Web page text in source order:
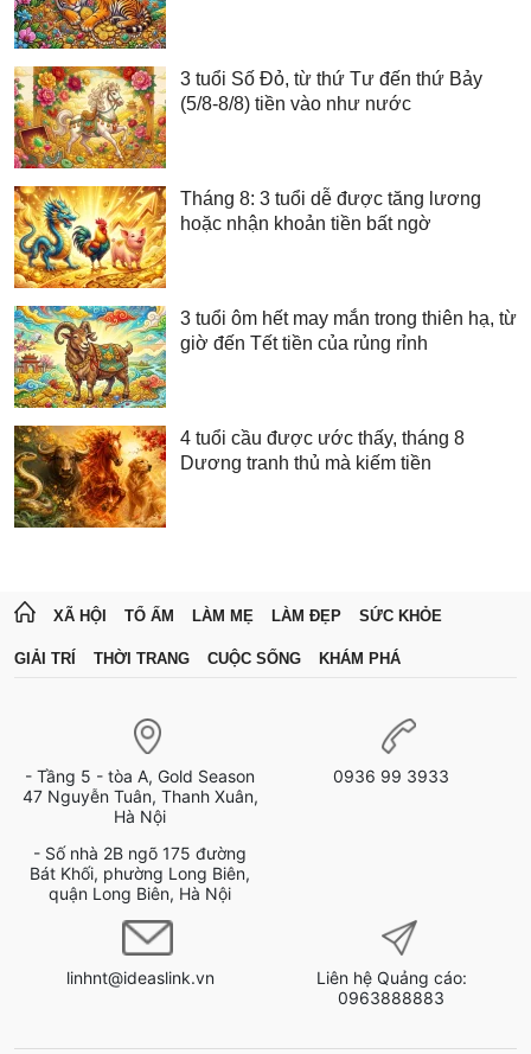
3 tuổi Số Đỏ, từ thứ Tư đến thứ Bảy
(5/8-8/8) tiền vào như nước
Tháng 8: 3 tuổi dễ được tăng lương
hoặc nhận khoản tiền bất ngờ
3 tuổi ôm hết may mắn trong thiên hạ, từ
giờ đến Tết tiền của rủng rỉnh
4 tuổi cầu được ước thấy, tháng 8
Dương tranh thủ mà kiếm tiền
XÃ HỘI TỔ ẤM LÀM MẸ LÀM ĐẸP SỨC KHỎE
GIẢI TRÍ THỜI TRANG CUỘC SỐNG KHÁM PHÁ
- Tầng 5 - tòa A, Gold Season
47 Nguyễn Tuân, Thanh Xuân,
Hà Nội
- Số nhà 2B ngõ 175 đường
Bát Khối, phường Long Biên,
quận Long Biên, Hà Nội
0936 99 3933
linhnt@ideaslink.vn
Liên hệ Quảng cáo:
0963888883